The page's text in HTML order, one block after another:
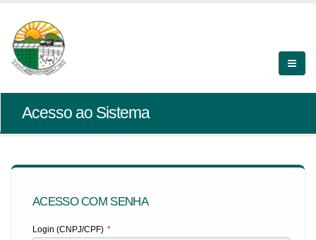
Acesso ao Sistema
ACESSO COM SENHA
Login (CNPJ/CPF) *